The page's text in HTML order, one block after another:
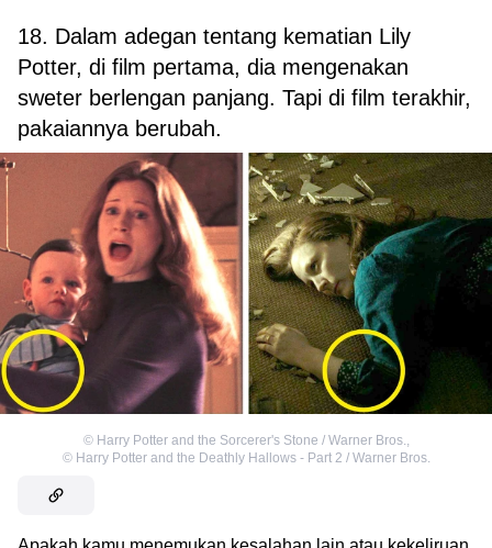
18. Dalam adegan tentang kematian Lily
Potter, di film pertama, dia mengenakan
sweter berlengan panjang. Tapi di film terakhir,
pakaiannya berubah.
© Harry Potter and the Sorcerer's Stone / Warner Bros.,
© Harry Potter and the Deathly Hallows - Part 2 / Warner Bros.